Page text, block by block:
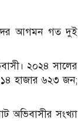
আগমন গত দুই
২০২৪ সালের
হাজার ৬২৩ জন;
অভিবাসীর সংখ্যা